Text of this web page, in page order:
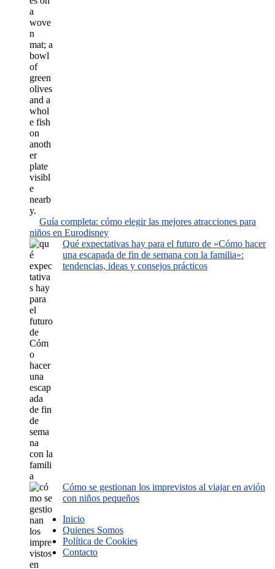
Guía completa: cómo elegir las mejores atracciones para
niños en Eurodisney
Qué expectativas hay para el futuro de «Cómo hacer
una escapada de fin de semana con la familia»:
tendencias, ideas y consejos prácticos
Cómo se gestionan los imprevistos al viajar en avión
con niños pequeños
Inicio
Quienes Somos
Política de Cookies
Contacto